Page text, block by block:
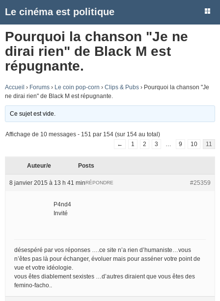
Le cinéma est politique
Pourquoi la chanson "Je ne
dirai rien" de Black M est
répugnante.
Accueil › Forums › Le coin pop-corn › Clips & Pubs › Pourquoi la chanson "Je
ne dirai rien" de Black M est répugnante.
Ce sujet est vide.
Affichage de 10 messages - 151 par 154 (sur 154 au total)
←
1 2 3 9 10 11
Auteur/e Posts
8 janvier 2015 à 13 h 41 min #25359
RÉPONDRE
P4nd4
Invité
désespéré par vos réponses ….ce site n’a rien d’humaniste…vous
n’êtes pas là pour échanger, évoluer mais pour asséner votre point de
vue et votre idéologie.
vous êtes diablement sexistes …d’autres diraient que vous êtes des
femino-facho..